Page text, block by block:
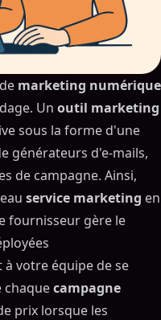
marketing numérique
Un outil marketing
sous la forme d'une
générateurs d'e-mails,
de campagne. Ainsi,
service marketing en
fournisseur gère le
votre équipe de se
chaquecampagne
prix lorsque les